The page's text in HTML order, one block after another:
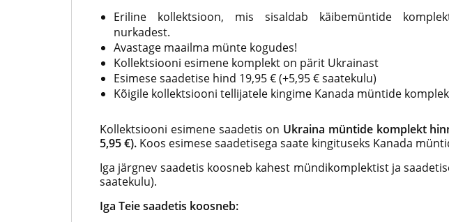
Eriline kollektsioon, mis sisaldab käibemüntide
nurkadest.
Avastage maailma münte kogudes!
Kollektsiooni esimene komplekt on pärit Ukrainast
Esimese saadetise hind 19,95 € (+5,95 € saatekulu)
Kõigile kollektsiooni tellijatele kingime Kanada müntide
Kollektsiooni esimene saadetis on Ukraina müntide komplekt
5,95 €). Koos esimese saadetisega saate kingituseks Kanada
Iga järgnev saadetis koosneb kahest mündikomplektist ja
saatekulu).
Iga Teie saadetis koosneb: